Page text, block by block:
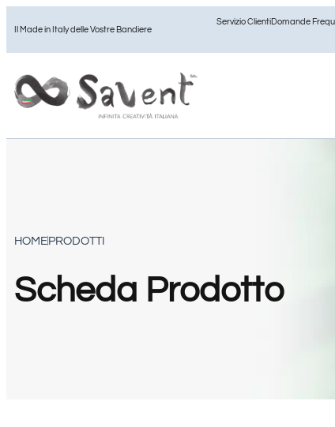
Il Made in Italy delle Vostre Bandiere
Servizio ClientiDomande
HOME PRODOTTI
Scheda Prodotto